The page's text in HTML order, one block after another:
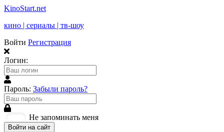
KinoStart.net
кино | сериалы | тв-шоу
Войти Регистрация
Логин:
Пароль: Забыли пароль?
Не запоминать меня
Войти на сайт